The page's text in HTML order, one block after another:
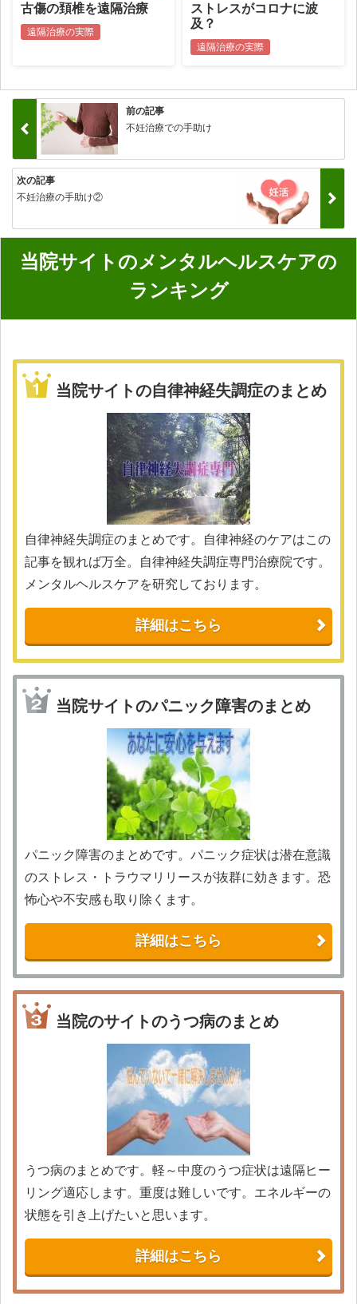
古傷の頚椎を遠隔治療
遠隔治療の実際
ストレスがコロナに波
及？
遠隔治療の実際
前の記事
不妊治療での手助け
次の記事
不妊治療の手助け②
当院サイトのメンタルヘルスケアの
ランキング
当院サイトの自律神経失調症のまとめ
自律神経失調症のまとめです。自律神経のケアはこの
記事を観れば万全。自律神経失調症専門治療院です。
メンタルヘルスケアを研究しております。
詳細はこちら
当院サイトのパニック障害のまとめ
パニック障害のまとめです。パニック症状は潜在意識
のストレス・トラウマリリースが抜群に効きます。恐
怖心や不安感も取り除くます。
詳細はこちら
当院のサイトのうつ病のまとめ
うつ病のまとめです。軽～中度のうつ症状は遠隔ヒー
リング適応します。重度は難しいです。エネルギーの
状態を引き上げたいと思います。
詳細はこちら